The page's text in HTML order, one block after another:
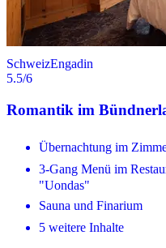
SchweizEngadin
5.5/6
Romantik im
Übernachtung im
3-Gang Menü im
"Uondas"
Sauna und Finarium
5 weitere Inhalte